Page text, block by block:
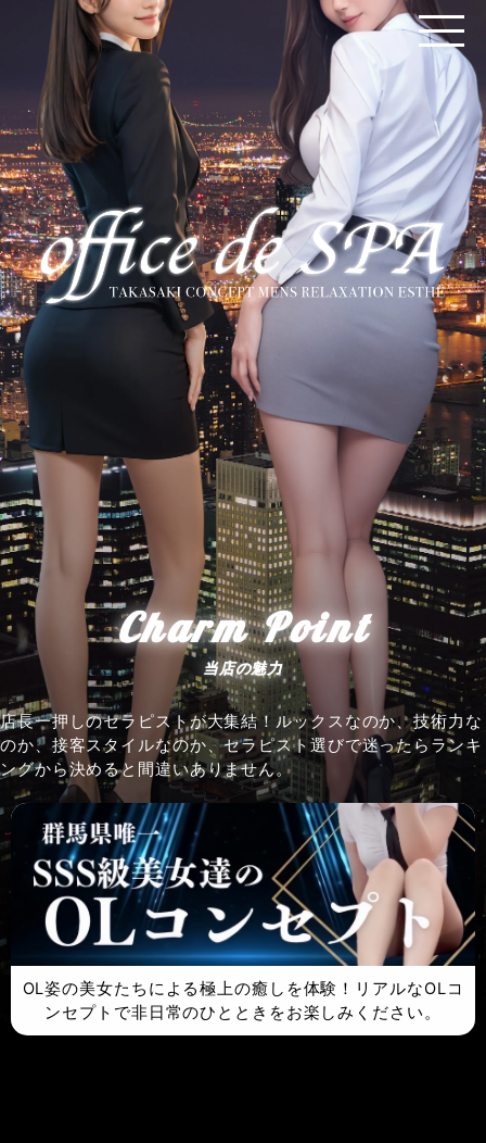
Charm Point
当店の魅力
店長一押しのセラピストが大集結！ルックスなのか、技術力な
のか、接客スタイルなのか、セラピスト選びで迷ったらランキ
ングから決めると間違いありません。
OL姿の美女たちによる極上の癒しを体験！リアルなOLコ
ンセプトで非日常のひとときをお楽しみください。